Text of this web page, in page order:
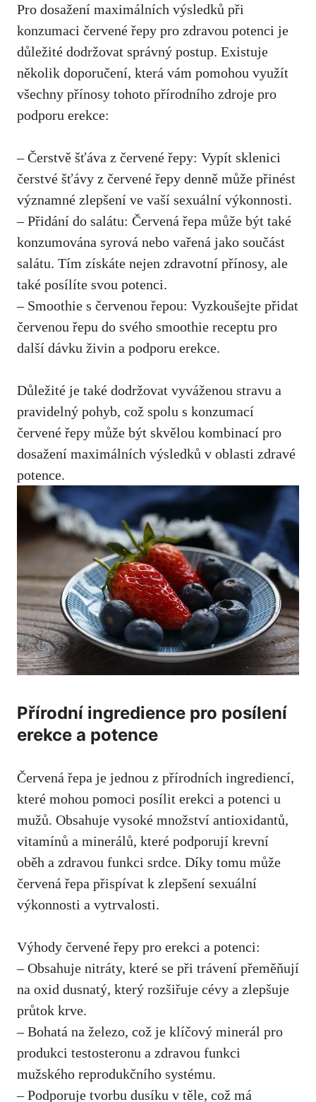
Pro dosažení maximálních výsledků při
konzumaci červené řepy pro zdravou potenci je
důležité dodržovat správný postup. Existuje
několik doporučení, která vám pomohou využít
všechny přínosy tohoto přírodního zdroje pro
podporu erekce:
– Čerstvě šťáva z červené řepy: Vypít sklenici
čerstvé šťávy z červené řepy denně může přinést
významné zlepšení ve vaší sexuální výkonnosti.
– Přidání do salátu: Červená řepa může být také
konzumována syrová nebo vařená jako součást
salátu. Tím získáte nejen zdravotní přínosy, ale
také posílíte svou potenci.
– Smoothie s červenou řepou: Vyzkoušejte přidat
červenou řepu do svého smoothie receptu pro
další dávku živin a podporu erekce.
Důležité je také dodržovat vyváženou stravu a
pravidelný pohyb, což spolu s konzumací
červené řepy může být skvělou kombinací pro
dosažení maximálních výsledků v oblasti zdravé
potence.
Přírodní ingredience pro posílení
erekce a potence
Červená řepa je jednou z přírodních ingrediencí,
které mohou pomoci posílit erekci a potenci u
mužů. Obsahuje vysoké množství antioxidantů,
vitamínů a minerálů, které podporují krevní
oběh a zdravou funkci srdce. Díky tomu může
červená řepa přispívat k zlepšení sexuální
výkonnosti a vytrvalosti.
Výhody červené řepy pro erekci a potenci:
– Obsahuje nitráty, které se při trávení přeměňují
na oxid dusnatý, který rozšiřuje cévy a zlepšuje
průtok krve.
– Bohatá na železo, což je klíčový minerál pro
produkci testosteronu a zdravou funkci
mužského reprodukčního systému.
– Podporuje tvorbu dusíku v těle, což má